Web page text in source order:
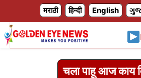
मराठी हिन्दी English
चला पाहू आज काय